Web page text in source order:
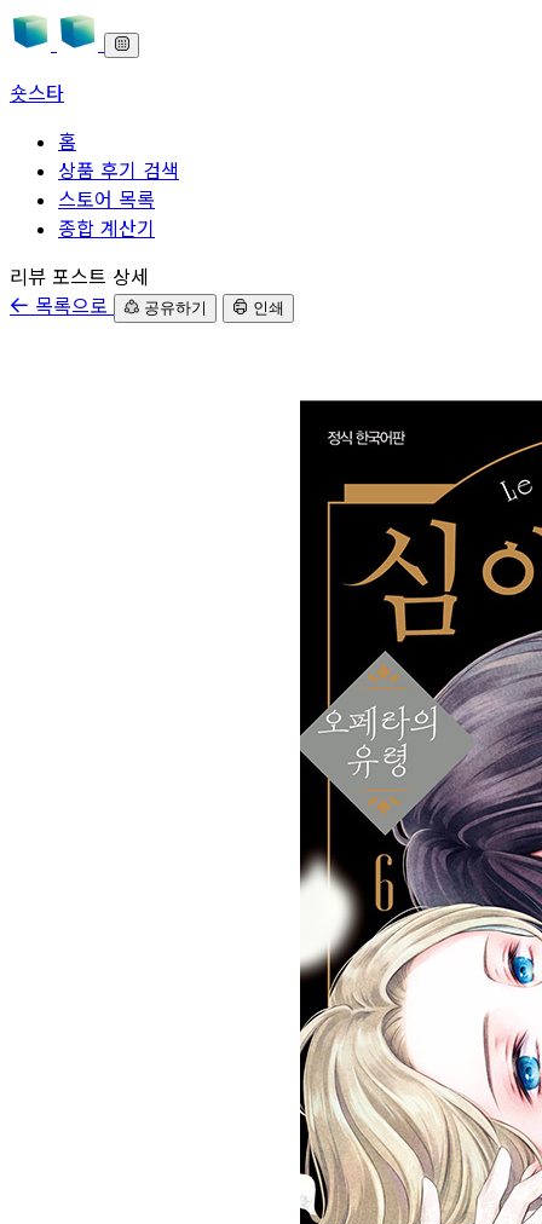
숏스타
홈
상품 후기 검색
스토어 목록
종합 계산기
본문으로 바로가기
리뷰 포스트 상세
목록으로
공유하기 인쇄